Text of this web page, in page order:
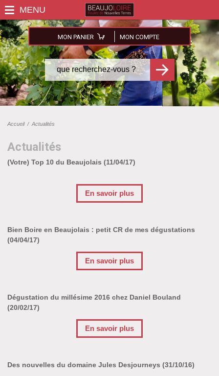
MON PANIER MON COMPTE
Accueil/ Actualités
Actualités
(Votre) Top 10 du Beaujolais (11/04/17)
En savoir plus
Bien Boire en Beaujolais : petit CR de mes dégustations
(04/04/17)
En savoir plus
Dégustation du millésime 2016 chez Daniel Bouland
(20/02/17)
En savoir plus
Des nouvelles du domaine Jules Desjourneys (31/10/16)